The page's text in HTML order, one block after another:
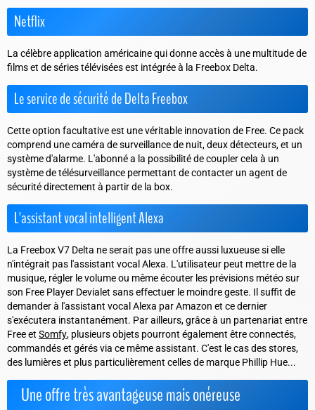
Netflix
La célèbre application américaine qui donne accès à une multitude de
films et de séries télévisées est intégrée à la Freebox Delta.
Le service de sécurité de Delta Freebox
Cette option facultative est une véritable innovation de Free. Ce pack
comprend une caméra de surveillance de nuit, deux détecteurs, et un
système d'alarme. L'abonné a la possibilité de coupler cela à un
système de télésurveillance permettant de contacter un agent de
sécurité directement à partir de la box.
L'assistant vocal intelligent Alexa
La Freebox V7 Delta ne serait pas une offre aussi luxueuse si elle
n'intégrait pas l'assistant vocal Alexa. L'utilisateur peut mettre de la
musique, régler le volume ou même écouter les prévisions météo sur
son Free Player Devialet sans effectuer le moindre geste. Il suffit de
demander à l'assistant vocal Alexa par Amazon et ce dernier
s'exécutera instantanément. Par ailleurs, grâce à un partenariat entre
Free et Somfy, plusieurs objets pourront également être connectés,
commandés et gérés via ce même assistant. C'est le cas des stores,
des lumières et plus particulièrement celles de marque Phillip Hue...
Une offre très avantageuse mais onéreuse